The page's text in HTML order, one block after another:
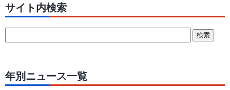
サイト内検索
年別ニュース一覧